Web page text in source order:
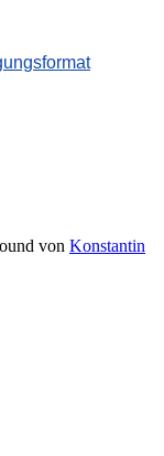
von Konstantin